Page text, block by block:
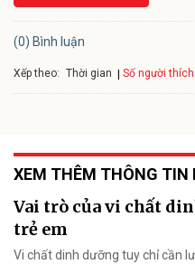
(0) Bình luận
Xếp theo: Thời gian Số người thích
XEM THÊM THÔNG TIN
Vai trò của vi chất
trẻ em
Vi chất dinh dưỡng tuy chỉ cần